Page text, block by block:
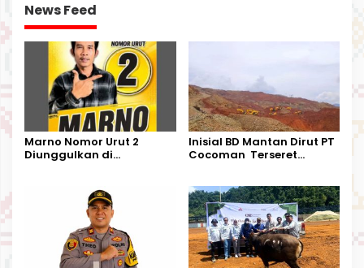
News Feed
Marno Nomor Urut 2
Diunggulkan di
Harapan Warga
Inisial BD Mantan Dirut PT
Cocoman Terseret
Kalimantan Barat